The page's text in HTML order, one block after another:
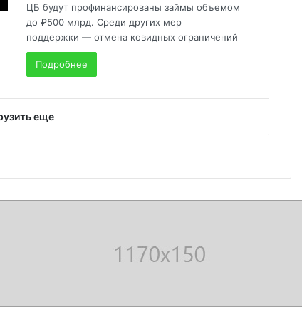
ЦБ будут профинансированы займы объемом
до ₽500 млрд. Среди других мер
поддержки — отмена ковидных ограничений
Подробнее
еще